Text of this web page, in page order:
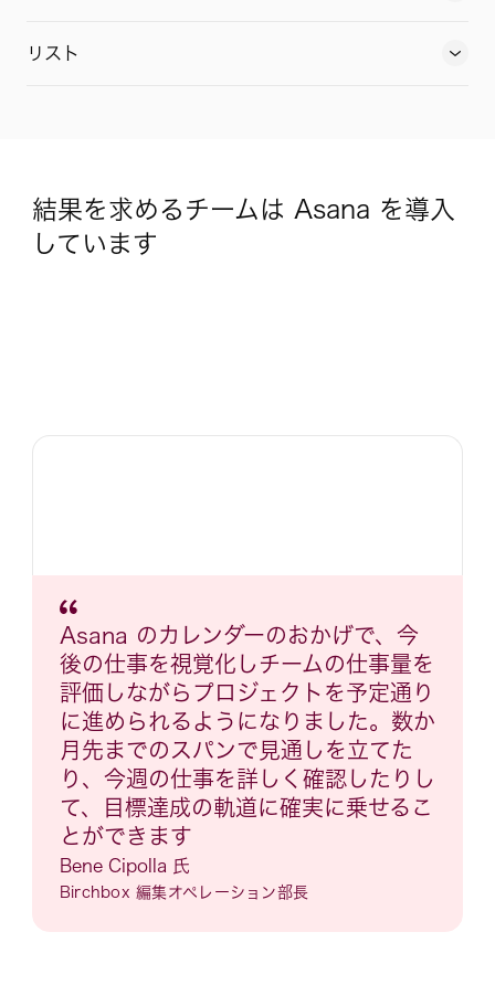
タイムラインについて詳しく見る
リスト
結果を求めるチームは Asana を導入
しています
Asana のカレンダーのおかげで、今
後の仕事を視覚化しチームの仕事量を
評価しながらプロジェクトを予定通り
に進められるようになりました。数か
月先までのスパンで見通しを立てた
り、今週の仕事を詳しく確認したりし
て、目標達成の軌道に確実に乗せるこ
とができます
Bene Cipolla 氏
Birchbox 編集オペレーション部長